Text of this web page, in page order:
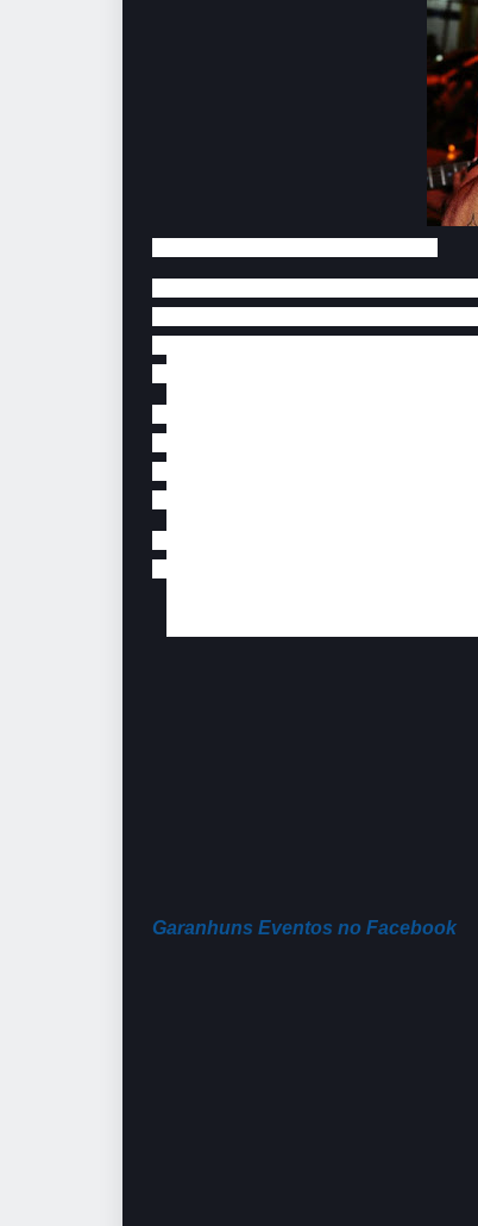
Garanhuns Eventos no Facebook